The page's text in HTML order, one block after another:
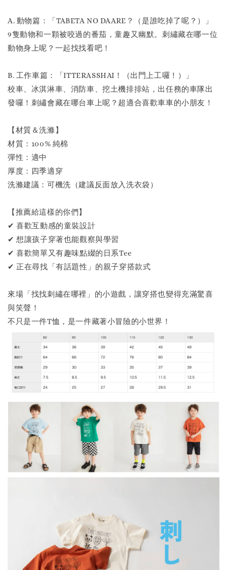
A. 動物篇：「TABETA NO DAARE？（是誰吃掉了呢？）」
9隻動物和一顆被咬過的番茄，童趣又幽默。刺繡藏在哪一位
動物身上呢？一起找找看吧！
B. 工作車篇：「ITTERASSHAI！（出門上工囉！）」
校車、冰淇淋車、消防車、挖土機排排站，出任務的車隊出
發囉！刺繡會藏在哪台車上呢？超適合喜歡車車的小朋友！
【材質＆洗滌】
材質：100% 純棉
彈性：適中
厚度：四季適穿
洗滌建議：可機洗（建議反面放入洗衣袋）
【推薦給這樣的你們】
✔ 喜歡互動感的童裝設計
✔ 想讓孩子穿著也能觀察與學習
✔ 喜歡簡單又有趣味點綴的日系Tee
✔ 正在尋找「有話題性」的親子穿搭款式
來場「找找刺繡在哪裡」的小遊戲，讓穿搭也變得充滿驚喜
與笑聲！
不只是一件T恤，是一件藏著小冒險的小世界！